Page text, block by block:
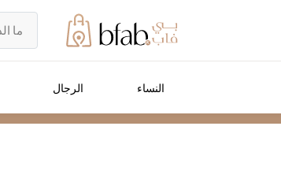
النساء الرجال